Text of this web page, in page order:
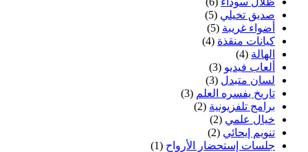
صديق تخيلي (5)
أضواء غريبة (5)
كيانات منقذة (4)
الهالة (4)
ألعاب فيديو (3)
لسان متبدل (3)
تاريخ يفسره العلم (3)
برامج تلفزيونية (2)
خيال علمي (2)
تنويم إيحائي (2)
جلسات إستحضار الأرواح (1)